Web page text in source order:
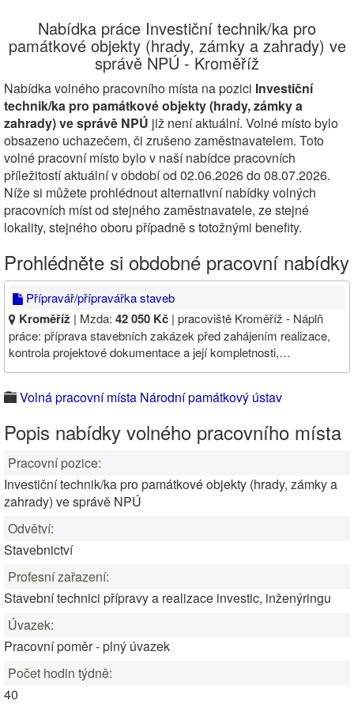
Nabídka práce Investiční technik/ka pro
památkové objekty (hrady, zámky a zahrady) ve
správě NPÚ - Kroměříž
Nabídka volného pracovního místa na pozici Investiční
technik/ka pro památkové objekty (hrady, zámky a
zahrady) ve správě NPÚ již není aktuální. Volné místo bylo
obsazeno uchazečem, či zrušeno zaměstnavatelem. Toto
volné pracovní místo bylo v naší nabídce pracovních
příležitostí aktuální v období od 02.06.2026 do 08.07.2026.
Níže si můžete prohlédnout alternativní nabídky volných
pracovních míst od stejného zaměstnavatele, ze stejné
lokality, stejného oboru případně s totožnými benefity.
Prohlédněte si obdobné pracovní nabídky
Přípravář/přípravářka staveb
Kroměříž | Mzda: 42 050 Kč | pracoviště Kroměříž - Náplň
práce: příprava stavebních zakázek před zahájením realizace,
kontrola projektové dokumentace a její kompletnosti,…
Volná pracovní místa Národní památkový ústav
Popis nabídky volného pracovního místa
Pracovní pozice:
Investiční technik/ka pro památkové objekty (hrady, zámky a
zahrady) ve správě NPÚ
Odvětví:
Stavebnictví
Profesní zařazení:
Stavební technici přípravy a realizace investic, inženýringu
Úvazek:
Pracovní poměr - plný úvazek
Počet hodin týdně:
40